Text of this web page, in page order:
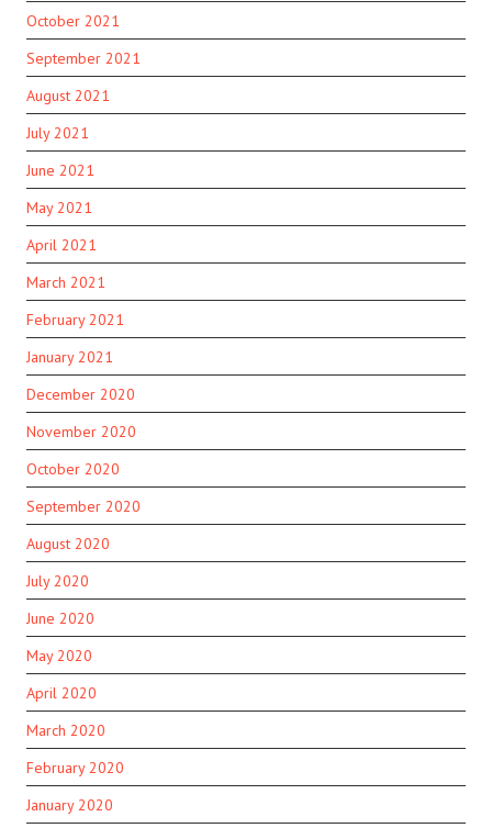
October 2021
September 2021
August 2021
July 2021
June 2021
May 2021
April 2021
March 2021
February 2021
January 2021
December 2020
November 2020
October 2020
September 2020
August 2020
July 2020
June 2020
May 2020
April 2020
March 2020
February 2020
January 2020